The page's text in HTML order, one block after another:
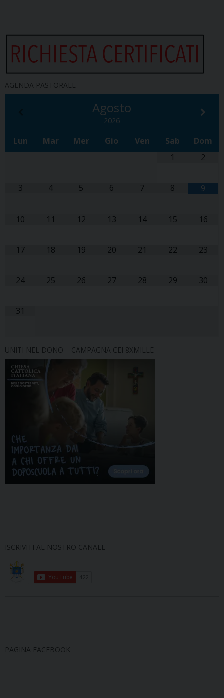
AGENDA PASTORALE
Agosto
2026
Lun Mar Mer Gio Ven Sab
Dom
1
2
3 4 5 6 7 8 9
10 11 12 13 14 15 16
17 18 19 20 21 22 23
24 25 26 27 28 29 30
31
UNITI NEL DONO – CAMPAGNA CEI 8XMILLE
ISCRIVITI AL NOSTRO CANALE
PAGINA FACEBOOK